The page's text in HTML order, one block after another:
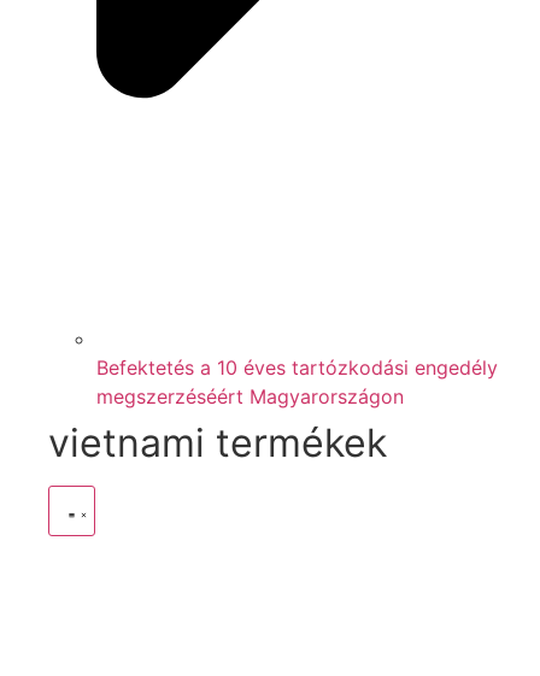
Befektetés a 10 éves tartózkodási engedély
megszerzéséért Magyarországon
vietnami termékek